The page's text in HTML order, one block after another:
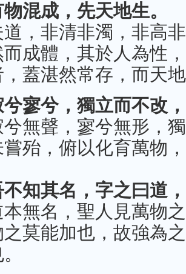
混成，先天地生。
道，非清非濁，非高
而成體，其於人為性
，蓋湛然常存，而天
兮寥兮，獨立而不改
兮無聲，寥兮無形，
嘗殆，俯以化育萬物
不知其名，字之曰道
本無名，聖人見萬物
之莫能加也，故強為